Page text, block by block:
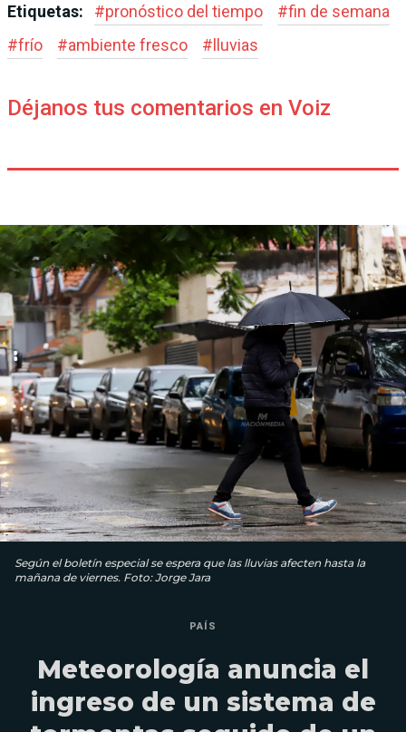
Etiquetas: #pronóstico del tiempo #fin de semana
#frío #ambiente fresco #lluvias
Déjanos tus comentarios en Voiz
Según el boletín especial se espera que las lluvias afecten hasta la
mañana de viernes. Foto: Jorge Jara
PAÍS
Meteorología anuncia el
ingreso de un sistema de